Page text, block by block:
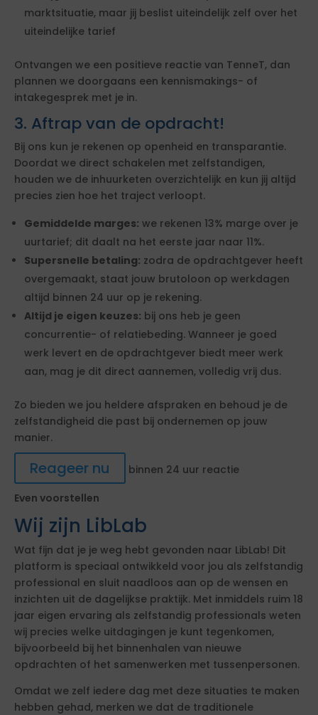
marktsituatie, maar jij beslist uiteindelijk zelf over het
uiteindelijke tarief
Ontvangen we een positieve reactie van TenneT, dan
plannen we doorgaans een kennismakings- of
intakegesprek met je in.
3. Aftrap van de opdracht!
Bij ons kun je rekenen op openheid en transparantie.
Doordat we direct schakelen met zelfstandigen,
houden we de inhuurketen overzichtelijk en kun jij altijd
precies zien hoe het traject verloopt.
Gemiddelde marges: we rekenen 13% marge over je
uurtarief; dit daalt na het eerste jaar naar 11%.
Supersnelle betaling: zodra de opdrachtgever heeft
overgemaakt, staat jouw brutoloon op werkdagen
altijd binnen 24 uur op je rekening.
Altijd je eigen keuzes: bij ons heb je geen
concurrentie- of relatiebeding. Wanneer je goed
werk levert en de opdrachtgever biedt meer werk
aan, mag je dit direct aannemen, volledig vrij dus.
Zo bieden we jou heldere afspraken en behoud je de
zelfstandigheid die past bij ondernemen op jouw
manier.
Reageer nu
binnen 24 uur reactie
Even voorstellen
Wij zijn LibLab
Wat fijn dat je je weg hebt gevonden naar LibLab! Dit
platform is speciaal ontwikkeld voor jou als zelfstandig
professional en sluit naadloos aan op de wensen en
inzichten uit de dagelijkse praktijk. Met inmiddels ruim 18
jaar eigen ervaring als zelfstandig professionals weten
wij precies welke uitdagingen je kunt tegenkomen,
bijvoorbeeld bij het binnenhalen van nieuwe
opdrachten of het samenwerken met tussenpersonen.
Omdat we zelf iedere dag met deze situaties te maken
hebben gehad, merken we dat de traditionele